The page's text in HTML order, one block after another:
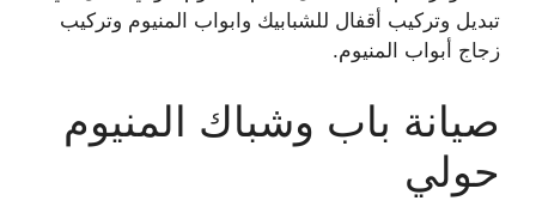
تبديل وتركيب أقفال للشبابيك وابواب المنيوم وتركيب
زجاج أبواب المنيوم.
صيانة باب وشباك المنيوم
حولي